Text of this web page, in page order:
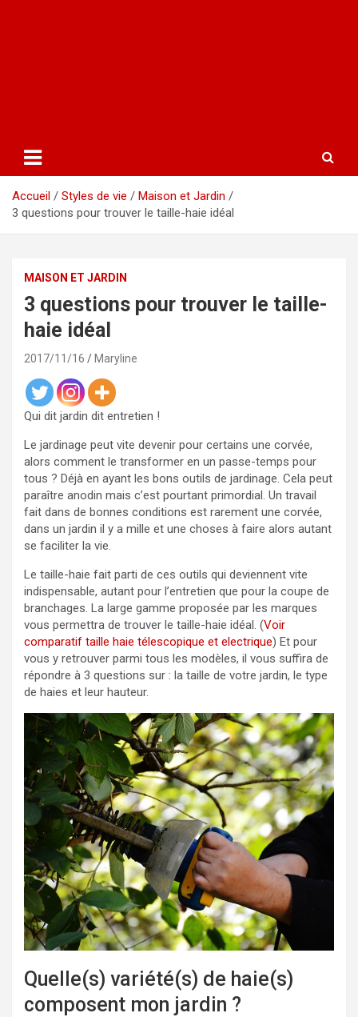
Accueil Styles de vie
Maison et Jardin
3 questions pour trouver le taille-haie idéal
MAISON ET JARDIN
3 questions pour trouver le taille-
haie idéal
2017/11/16 Maryline
Qui dit jardin dit entretien !
Le jardinage peut vite devenir pour certains une corvée,
alors comment le transformer en un passe-temps pour
tous ? Déjà en ayant les bons outils de jardinage. Cela peut
paraître anodin mais c’est pourtant primordial. Un travail
fait dans de bonnes conditions est rarement une corvée,
dans un jardin il y a mille et une choses à faire alors autant
se faciliter la vie.
Le taille-haie fait parti de ces outils qui deviennent vite
indispensable, autant pour l’entretien que pour la coupe de
branchages. La large gamme proposée par les marques
vous permettra de trouver le taille-haie idéal. (Voir
comparatif taille haie télescopique et electrique) Et pour
vous y retrouver parmi tous les modèles, il vous suffira de
répondre à 3 questions sur : la taille de votre jardin, le type
de haies et leur hauteur.
Quelle(s) variété(s) de haie(s)
composent mon jardin ?